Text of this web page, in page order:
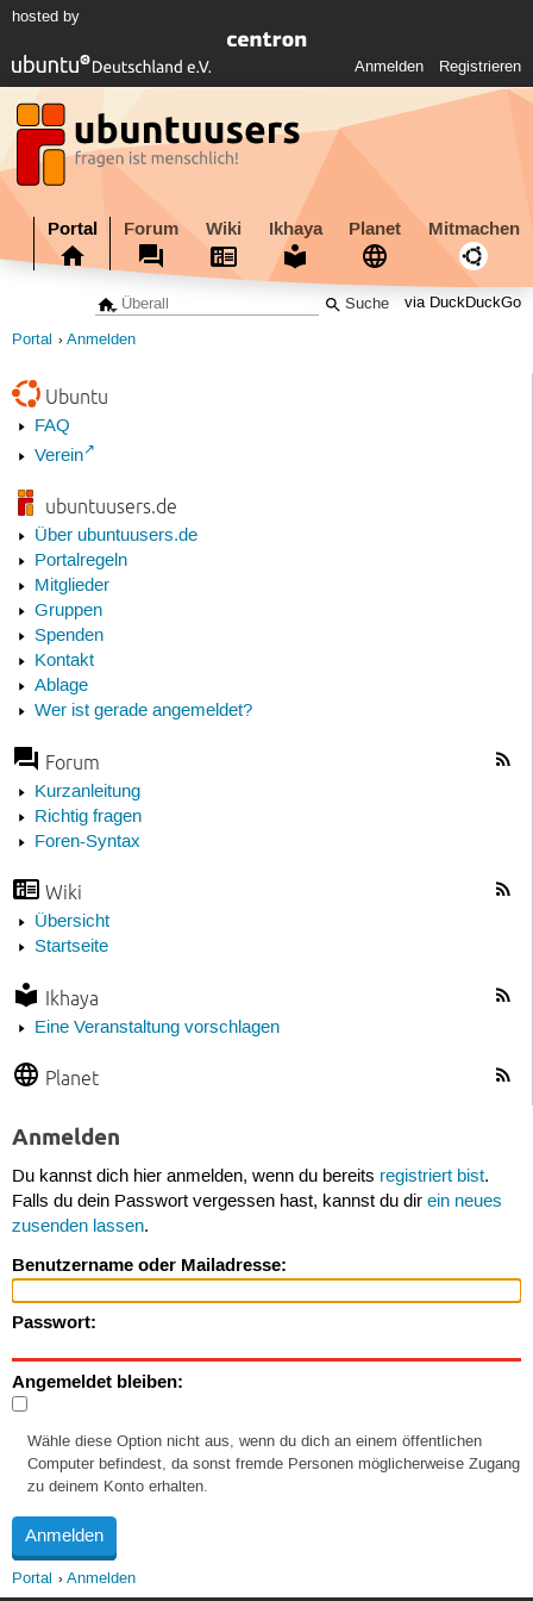
hosted by
Anmelden Registrieren
Portal Forum Wiki Ikhaya Planet Mitmachen
via DuckDuckGo
Portal Anmelden
Ubuntu
FAQ
Verein
ubuntuusers.de
Über ubuntuusers.de
Portalregeln
Mitglieder
Gruppen
Spenden
Kontakt
Ablage
Wer ist gerade angemeldet?
Forum
Kurzanleitung
Richtig fragen
Foren-Syntax
Wiki
Übersicht
Startseite
Ikhaya
Eine Veranstaltung vorschlagen
Planet
Anmelden
Du kannst dich hier anmelden, wenn du bereits registriert bist.
Falls du dein Passwort vergessen hast, kannst du dir ein neues
zusenden lassen.
Benutzername oder Mailadresse:
Passwort:
Angemeldet bleiben:
Wähle diese Option nicht aus, wenn du dich an einem öffentlichen
Computer befindest, da sonst fremde Personen möglicherweise Zugang
zu deinem Konto erhalten.
Portal Anmelden